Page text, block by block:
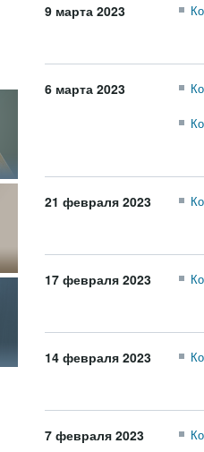
9 марта 2023
6 марта 2023
21 февраля 2023
17 февраля 2023
14 февраля 2023
7 февраля 2023